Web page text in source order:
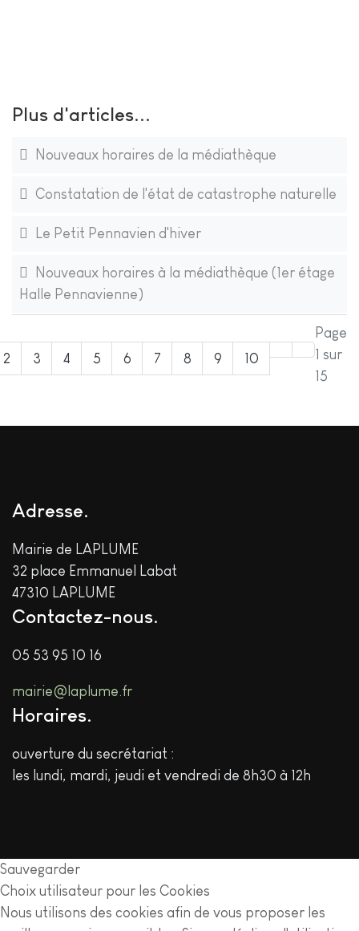
Plus d'articles...
Nouveaux horaires de la médiathèque
Constatation de l'état de catastrophe naturelle
Le Petit Pennavien d'hiver
Nouveaux horaires à la médiathèque (1er étage
Halle Pennavienne)
Page
1 sur
15
2 3 4 5 6 7 8 9 10
Adresse
Mairie de LAPLUME
32 place Emmanuel Labat
47310 LAPLUME
Contactez-nous
05 53 95 10 16
mairie@laplume.fr
Horaires
ouverture du secrétariat :
les lundi, mardi, jeudi et vendredi de 8h30 à 12h
Sauvegarder
Choix utilisateur pour les Cookies
Nous utilisons des cookies afin de vous proposer les